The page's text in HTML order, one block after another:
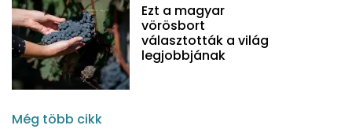
Ezt a magyar
vörösbort
választották a világ
legjobbjának
Még több cikk